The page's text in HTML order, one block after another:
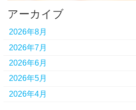
アーカイブ
2026年8月
2026年7月
2026年6月
2026年5月
2026年4月